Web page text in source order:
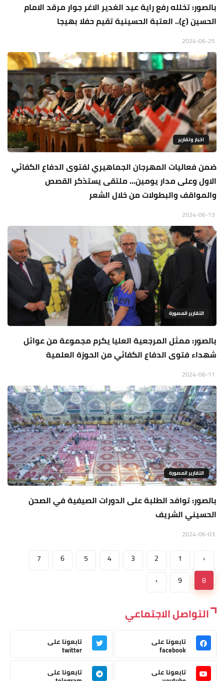
بالصور: تخلله رفع راية عيد الغدير الاغر جوار مرقد الامام
الحسين (ع).. العتبة الحسينية تقيم حفلا بهيجا
اخبار وتقارير
ضمن فعاليات المهرجان الجماهيري لفتوى الدفاع الكفائي
الاول وعلى مدار يومين... ملتقى يستذكر القصص
والمواقف والبطولات من خلال الشعر
التقارير المصورة
بالصور: ممثل المرجعية العليا يكرم مجموعة من عوائل
شهداء فتوى الدفاع الكفائي من الحوزة العلمية
التقارير المصورة
بالصور: توافد الطلبة على الدورات الصيفية في الصحن
الحسيني الشريف
‹
1
2
3
4
5
6
7
8
9
›
التواصل الاجتماعي
تابعونا على
facebook
تابعونا على
twitter
تابعونا على
تابعونا على